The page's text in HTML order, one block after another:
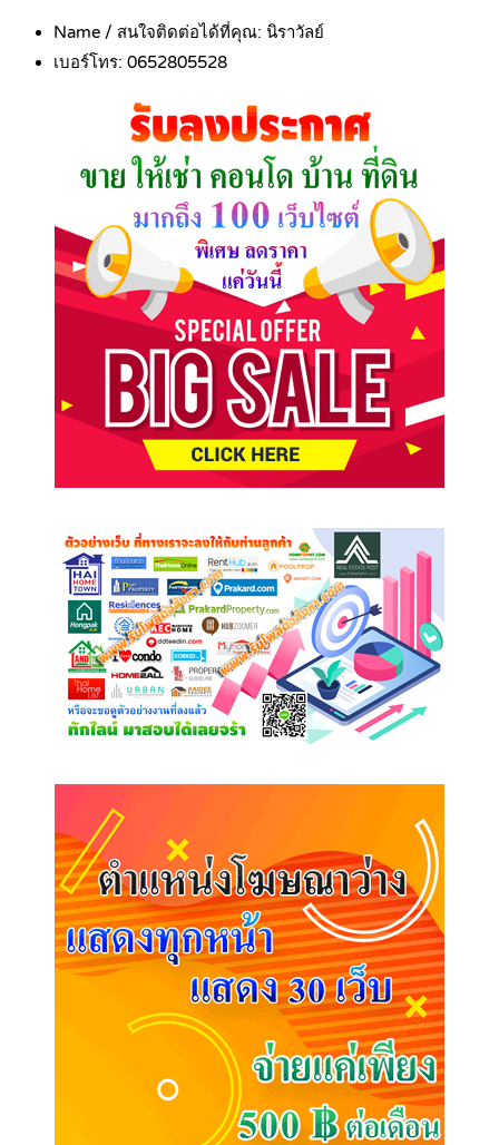
Name / สนใจติดต่อได้ที่คุณ: นิราวัลย์
เบอร์โทร: 0652805528